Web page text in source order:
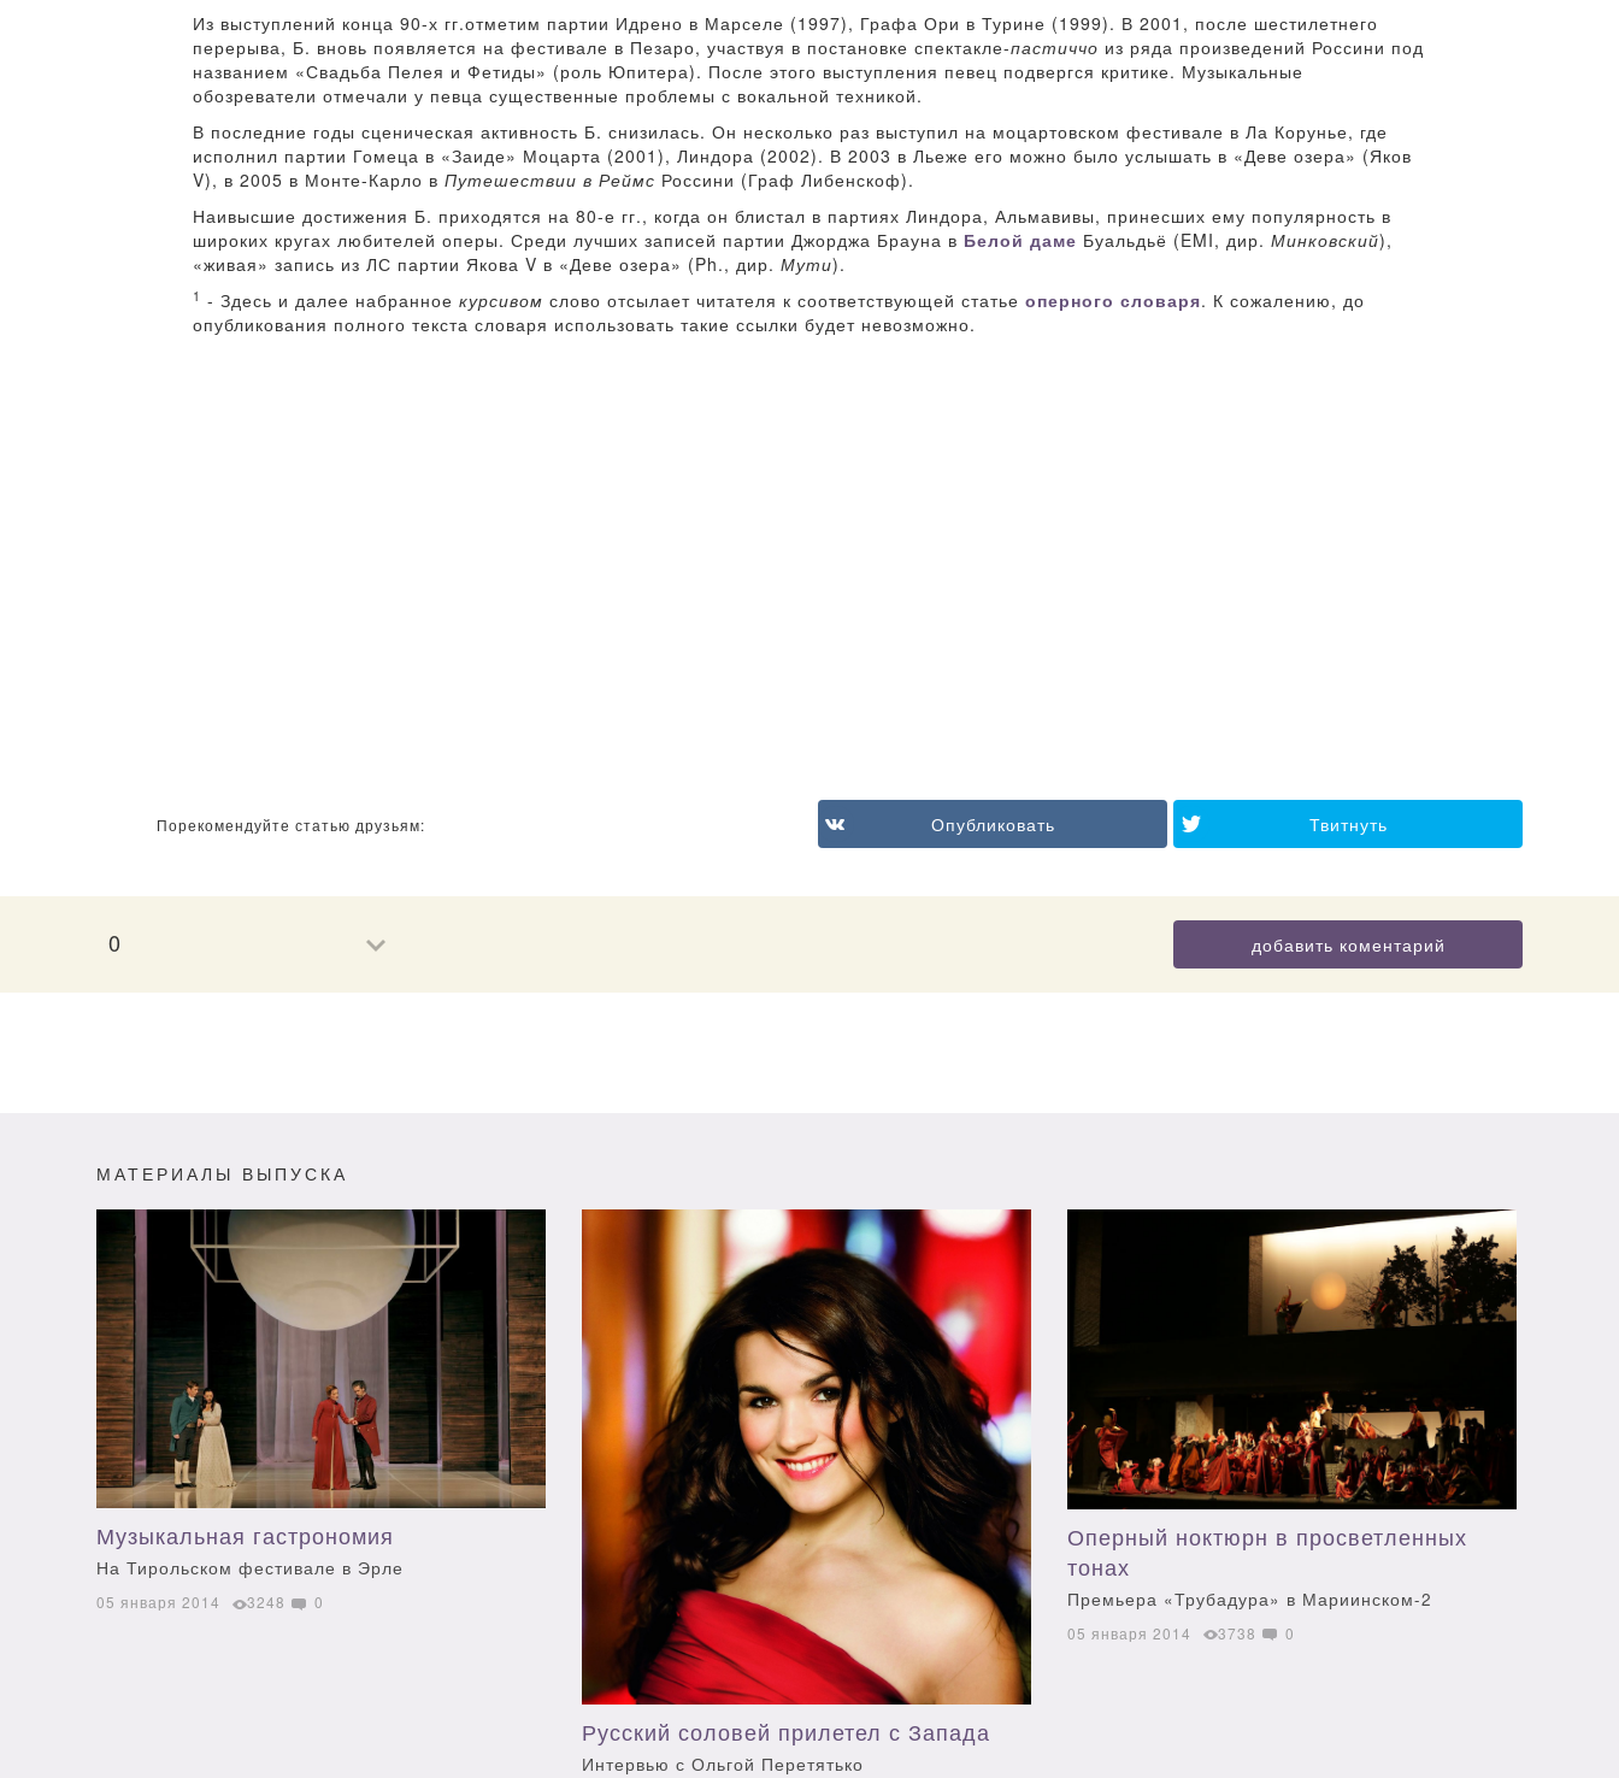
Из выступлений конца 90-х гг.отметим партии Идрено в Марселе (1997), Графа Ори в Турине (1999). В 2001, после шестилетнего
перерыва, Б. вновь появляется на фестивале в Пезаро, участвуя в постановке спектакле-пастиччо из ряда произведений Россини под
названием «Свадьба Пелея и Фетиды» (роль Юпитера). После этого выступления певец подвергся критике. Музыкальные
обозреватели отмечали у певца существенные проблемы с вокальной техникой.
В последние годы сценическая активность Б. снизилась. Он несколько раз выступил на моцартовском фестивале в Ла Корунье, где
исполнил партии Гомеца в «Заиде» Моцарта (2001), Линдора (2002). В 2003 в Льеже его можно было услышать в «Деве озера» (Яков
V), в 2005 в Монте-Карло в Путешествии в Реймс Россини (Граф Либенскоф).
Наивысшие достижения Б. приходятся на 80-е гг., когда он блистал в партиях Линдора, Альмавивы, принесших ему популярность в
широких кругах любителей оперы. Среди лучших записей партии Джорджа Брауна в Белой даме Буальдьё (EMI, дир. Минковский),
«живая» запись из ЛС партии Якова V в «Деве озера» (Ph., дир. Мути).
1 - Здесь и далее набранное курсивом слово отсылает читателя к соответствующей статье оперного словаря. К сожалению, до
опубликования полного текста словаря использовать такие ссылки будет невозможно.
Порекомендуйте статью друзьям: Опубликовать Твитнуть
0 добавить коментарий
МАТЕРИАЛЫ ВЫПУСКА
Музыкальная гастрономия
На Тирольском фестивале в Эрле
05 января 2014 3248 0
Русский соловей прилетел с Запада
Интервью с Ольгой Перетятько
Оперный ноктюрн в просветленных
тонах
Премьера «Трубадура» в Мариинском-2
05 января 2014 3738 0